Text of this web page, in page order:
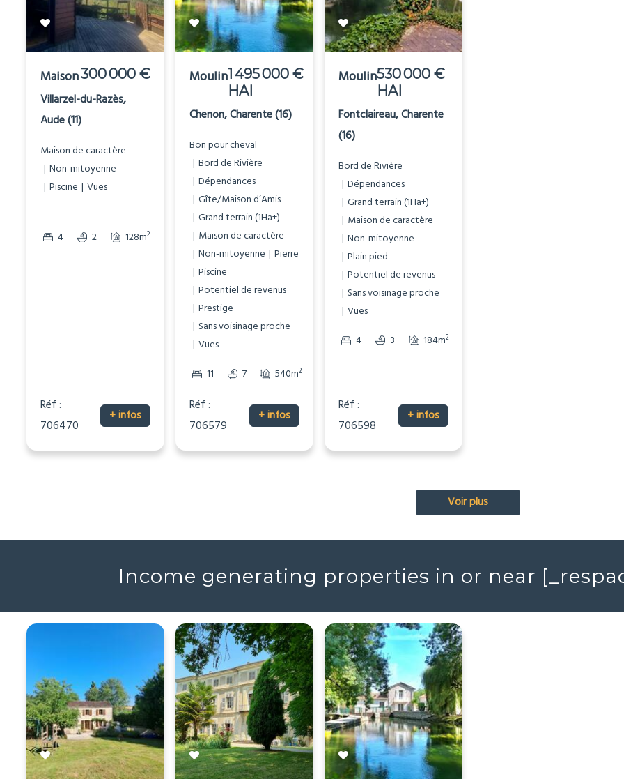
Maison300 000 €
Villarzel-du-Razès,
Aude (11)
Maison de caractère
Non-mitoyenne
Piscine
Vues
4 2 128m2 1589m2
Réf :
706470
+ infos
Moulin1 495 000 €
HAI
Chenon, Charente (16)
Bon pour cheval
Bord de Rivière
Dépendances
Gîte/Maison d’Amis
Grand terrain (1Ha+)
Maison de caractère
Non-mitoyenne
Pierre
Piscine
Potentiel de revenus
Prestige
Sans voisinage proche
Vues
11
7 540m2
Réf :
706579
+ infos
Moulin530 000 €
HAI
Fontclaireau, Charente
(16)
Bord de Rivière
Dépendances
Grand terrain (1Ha+)
Maison de caractère
Non-mitoyenne
Plain pied
Potentiel de revenus
Sans voisinage proche
Vues
4
3 184m2
Réf :
706598
+ infos
Voir plus
Income generating properties in or near